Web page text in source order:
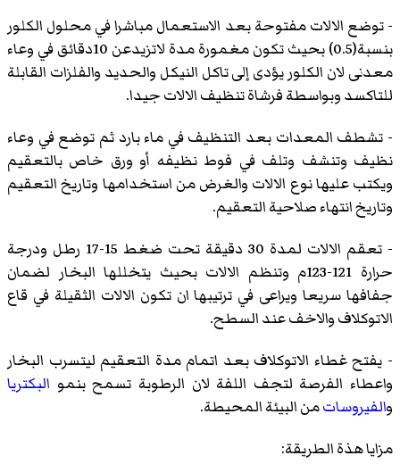
- توضع الالات مفتوحة بعد الاستعمال مباشرا في محلول الكلور
بنسبة(0.5) بحيث تكون مغمورة مدة لاتزيدعن 10دقائق في وعاء
معدنى لان الكلور يؤدى إلى تاكل النيكل والحديد والفلزات القابلة
للتاكسد وبواسطة فرشاة تنظيف الالات جيدا.
- تشطف المعدات بعد التنظيف في ماء بارد ثم توضع في وعاء
نظيف وتنشف وتلف في فوط نظيفه أو ورق خاص بالتعقيم
ويكتب عليها نوع الالات والغرض من استخدامها وتاريخ التعقيم
وتاريخ انتهاء صلاحية التعقيم.
- تعقم الالات لمدة 30 دقيقة تحت ضغط 15-17 رطل ودرجة
حرارة 121-123م وتنظم الالات بحيث يتخللها البخار لضمان
جفافها سريعا ويراعى في ترتيبها ان تكون الالات الثقيلة في قاع
الاتوكلاف والاخف عند السطح.
- يفتح غطاء الاتوكلاف بعد اتمام مدة التعقيم ليتسرب البخار
واعطاء الفرصة لتجف اللفة لان الرطوبة تسمح بنمو البكتريا
والفيروساتمن البيئة المحيطة.
مزايا هذة الطريقة: